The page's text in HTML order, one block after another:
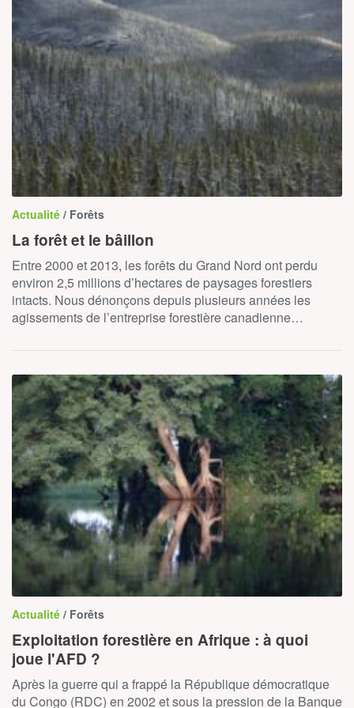
Actualité / Forêts
La forêt et le bâillon
Entre 2000 et 2013, les forêts du Grand Nord ont perdu
environ 2,5 millions d’hectares de paysages forestiers
intacts. Nous dénonçons depuis plusieurs années les
agissements de l’entreprise forestière canadienne…
Actualité / Forêts
Exploitation forestière en Afrique : à quoi
joue l'AFD ?
Après la guerre qui a frappé la République démocratique
du Congo (RDC) en 2002 et sous la pression de la Banque